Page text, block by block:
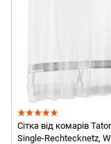
Сітка від комарів
Single-Rechtecknetz,